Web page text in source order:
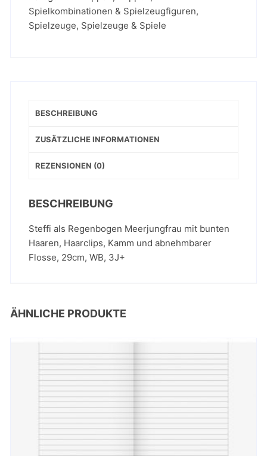
Spielkombinationen & Spielzeugfiguren,
Spielzeuge, Spielzeuge & Spiele
BESCHREIBUNG
ZUSÄTZLICHE INFORMATIONEN
REZENSIONEN (0)
BESCHREIBUNG
Steffi als Regenbogen Meerjungfrau mit bunten
Haaren, Haarclips, Kamm und abnehmbarer
Flosse, 29cm, WB, 3J+
ÄHNLICHE PRODUKTE